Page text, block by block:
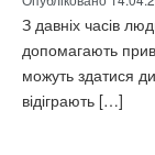
З давніх часів
допомагають
можуть здатися
відіграють […]